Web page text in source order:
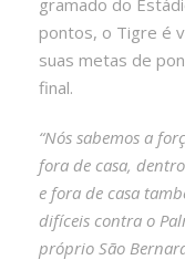
pontos, o Tigre é
suas metas de
final.
“Nós sabemos a
fora de casa,
e fora de casa
difíceis contra o
próprio São